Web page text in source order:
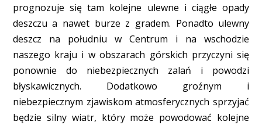
prognozuje się tam kolejne ulewne i ciągłe opady
deszczu a nawet burze z gradem. Ponadto ulewny
deszcz na południu w Centrum i na wschodzie
naszego kraju i w obszarach górskich przyczyni się
ponownie do niebezpiecznych zalań i powodzi
błyskawicznych. Dodatkowo groźnym i
niebezpiecznym zjawiskom atmosferycznych sprzyjać
będzie silny wiatr, który może powodować kolejne